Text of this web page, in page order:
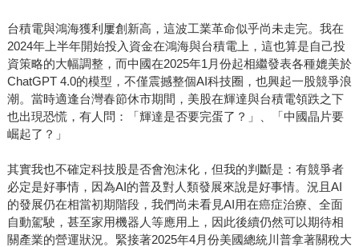
台積電與鴻海獲利屢創新高，這波工業革命似乎尚未走完。我在
2024年上半年開始投入資金在鴻海與台積電上，這也算是自己投
資策略的大幅調整，而中國在2025年1月份起相繼發表各種媲美於
ChatGPT 4.0的模型，不僅震撼整個AI科技圈，也興起一股競爭浪
潮。當時適逢台灣春節休市期間，美股在輝達與台積電領跌之下
也出現恐慌，有人問：「輝達是否要完蛋了？」、「中國晶片要
崛起了？」
其實我也不確定科技股是否會泡沫化，但我的判斷是：有競爭者
必定是好事情，因為AI的普及對人類發展來說是好事情。況且AI
的發展仍在相當初期階段，我們尚未看見AI用在癌症治療、全面
自動駕駛，甚至家用機器人等應用上，因此後續仍然可以期待相
關產業的營運狀況。緊接著2025年4月份美國總統川普拿著關稅大